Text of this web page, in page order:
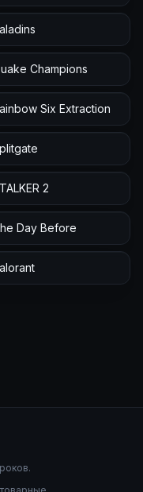
Champions
Six Extraction
2
Day Before